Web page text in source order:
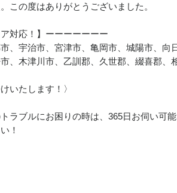
この度はありがとうございました。
対応！】ーーーーーーー
、宇治市、宮津市、亀岡市、城陽市、向
、木津川市、乙訓郡、久世郡、綴喜郡、
いたします！〉
ラブルにお困りの時は、365日お伺い可
！